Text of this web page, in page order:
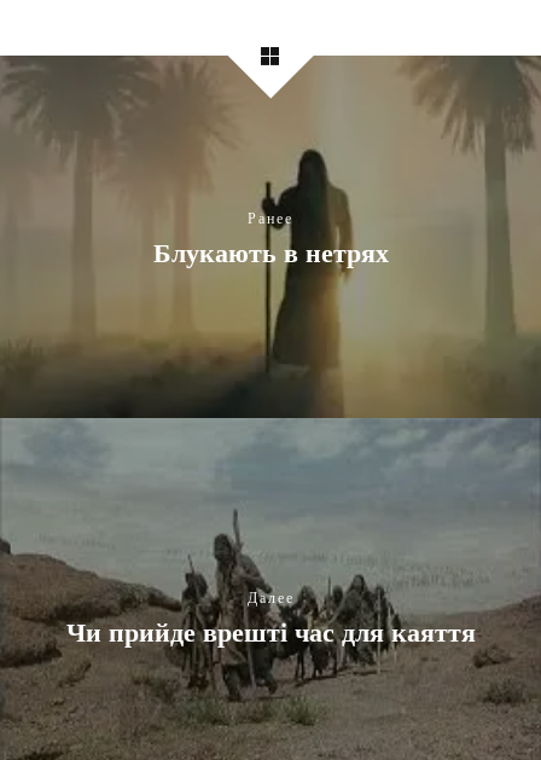
Ранее
Блукають в нетрях
Далее
Чи прийде врешті час для каяття